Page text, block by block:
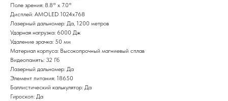
Поле зрения: 8.8° x 7.0°
Дисплей: AMOLED 1024x768
Лазерный дальномер: Да, 1200 метров
Ударная нагрузка: 6000 Дж
Удаление зрачка: 50 мм
Материал корпуса: Высокопрочный магниевый сплав
Видеопамять: 32 Гб
Лазерный дальномер: Да
Элемент питания: 18650
Баллистический калькулятор: Да
Гироскоп: Да